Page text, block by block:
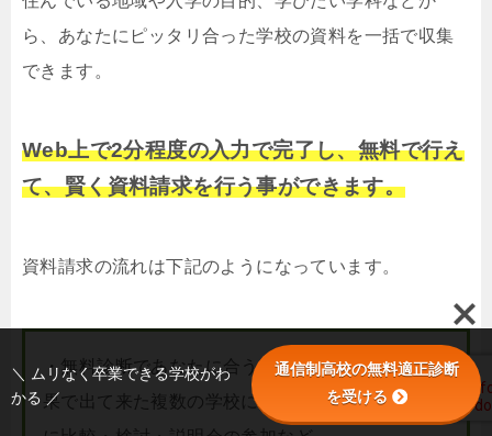
ら、あなたにピッタリ合った学校の資料を一括で収集
できます。
Web上で2分程度の入力で完了し、無料で行え
て、賢く資料請求を行う事ができます。
資料請求の流れは下記のようになっています。
・無料診断であなたに合う学校を調べる ・診断結
果で出て来た複数の学校に資料請求 ・資料をもと
＼ ムリなく卒業できる学校がわ
かる ／
通信制高校の無料適正診断
を受ける